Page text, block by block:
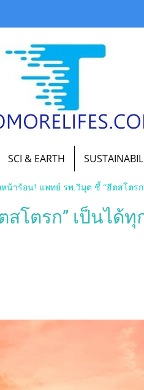
SCI & EARTH
น้าร้อน! แพทย์ รพ.วิมุต ชี้ “ฮีตสโตร
โตรก” เป็นได้